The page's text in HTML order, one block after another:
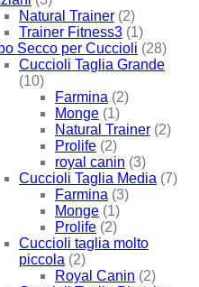
Natural Trainer (2)
Trainer Fitness3 (1)
Secco per Cuccioli (28)
Cuccioli Taglia Grande
(10)
Farmina (2)
Monge (1)
Natural Trainer (2)
Prolife (2)
royal canin (3)
Cuccioli Taglia Media (7)
Farmina (3)
Monge (1)
Prolife (2)
Cuccioli taglia molto
piccola (2)
Royal Canin (2)